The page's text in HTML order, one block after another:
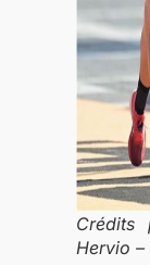
Crédits
Hervio –